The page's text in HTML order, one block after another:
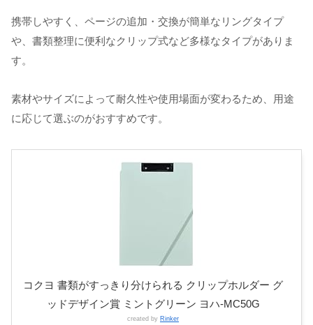
携帯しやすく、ページの追加・交換が簡単なリングタイプ
や、書類整理に便利なクリップ式など多様なタイプがありま
す。
素材やサイズによって耐久性や使用場面が変わるため、用途
に応じて選ぶのがおすすめです。
コクヨ 書類がすっきり分けられる クリップホルダー グ
ッドデザイン賞 ミントグリーン ヨハ-MC50G
created by Rinker